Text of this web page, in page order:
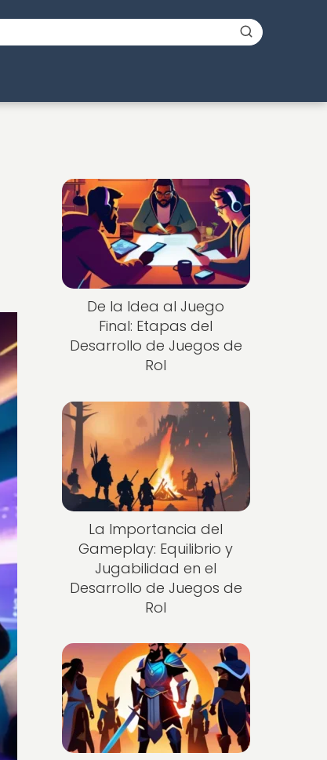
De la Idea al Juego
Final: Etapas del
Desarrollo de Juegos de
Rol
La Importancia del
Gameplay: Equilibrio y
Jugabilidad en el
Desarrollo de Juegos de
Rol